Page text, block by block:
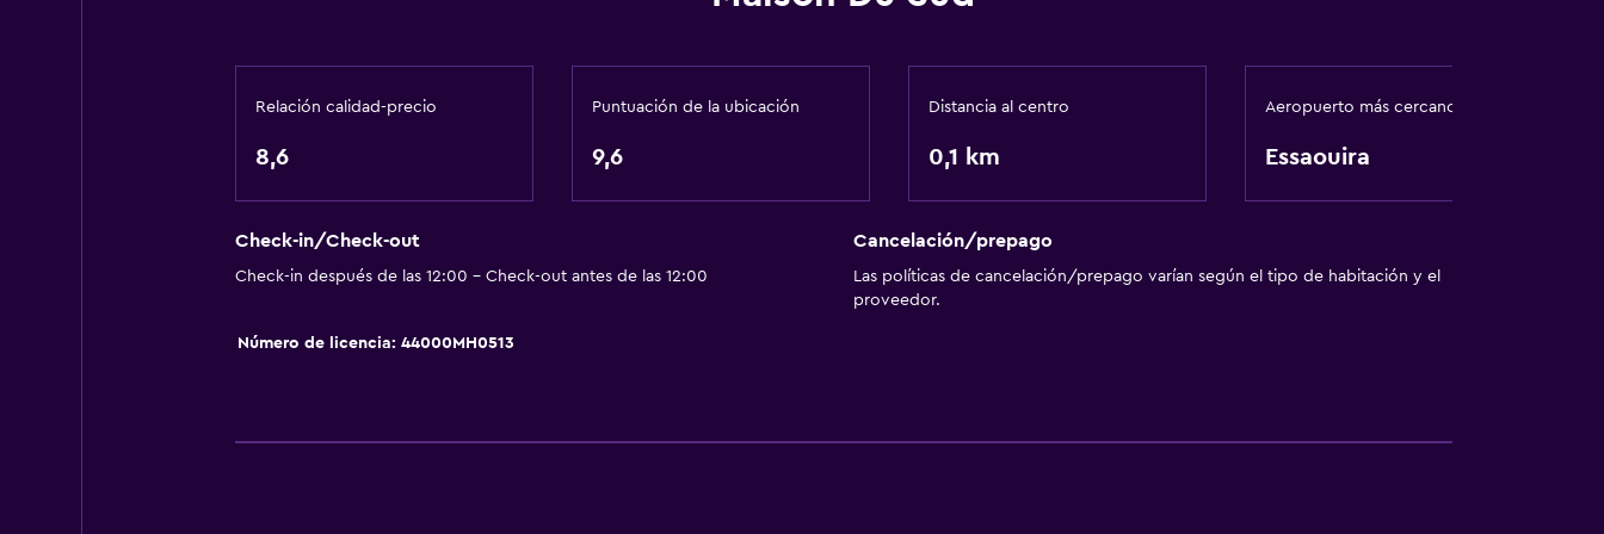
Toallas
Ventilador
Extinguidor
Artículos de aseo gratis
Actividades
Ciclismo
Clases de cocina
Salón de belleza
Relación calidad-precio
8,6
Puntuación de la ubicación
9,6
Distancia al centro
0,1 km
Aeropuerto más cercano
Essaouira
Check-in/Check-out
Check-in después de las 12:00 - Check-out antes de las 12:00
Cancelación/prepago
Las políticas de cancelación/prepago varían según el tipo de habitación y el
proveedor.
Número de licencia: 44000MH0513